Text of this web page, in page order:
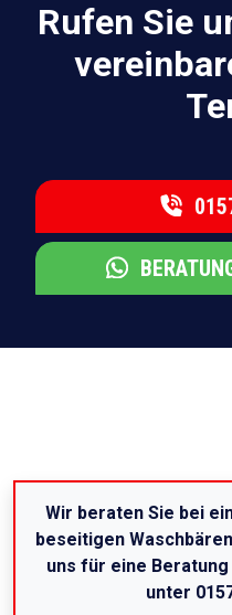
Rufen Sie
Wir beraten Sie bei
beseitigen
uns für eine
unter